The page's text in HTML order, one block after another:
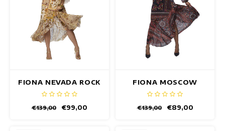
FIONA NEVADA ROCK
€139,00 €99,00
FIONA MOSCOW
ROCK
€139,00 €89,00